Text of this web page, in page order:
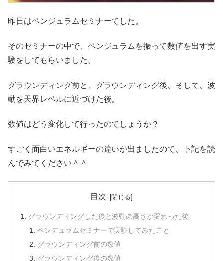
昨日はペンジュラムセミナーでした。
そのセミナーの中で、ペンジュラムを振って数値を出す実
験をしてもらいました。
グラウンディング前と、グラウンディング後、そして、波
動を天界レベルに近づけた後。
数値はどう変化して行ったのでしょうか？
すごく面白いエネルギーの違いが出ましたので、下記を読
んでみてください＾＾
目次
グラウンディングした後と波動の高さが変わった後
ペンデュラムセミナーで実験してみたこと
グラウンディング前の数値
グラウンディング後の数値